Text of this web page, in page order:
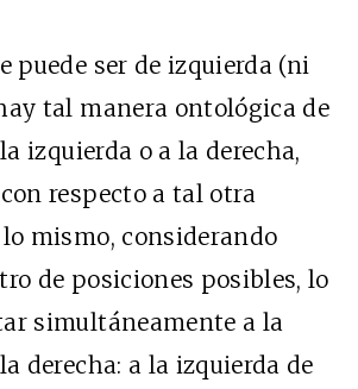
puede ser de izquierda (ni
tal manera ontológica de
izquierda o a la derecha,
respecto a tal otra
mismo, considerando
de posiciones posibles, lo
simultáneamente a la
derecha: a la izquierda de